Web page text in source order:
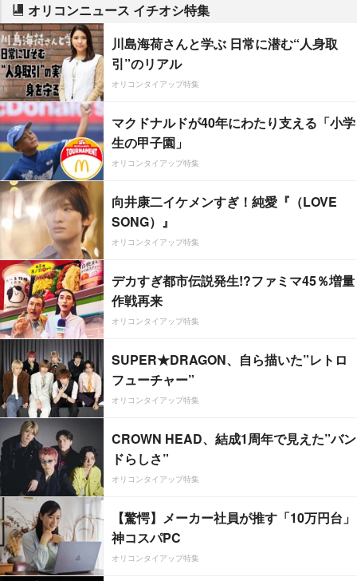
オリコンニュース イチオシ特集
川島海荷さんと学ぶ 日常に潜む“人身取
引”のリアル
オリコンタイアップ特集
マクドナルドが40年にわたり支える「小学
生の甲子園」
オリコンタイアップ特集
向井康二イケメンすぎ！純愛『（LOVE
SONG）』
オリコンタイアップ特集
デカすぎ都市伝説発生!?ファミマ45％増量
作戦再来
オリコンタイアップ特集
SUPER★DRAGON、自ら描いた”レトロ
フューチャー”
オリコンタイアップ特集
CROWN HEAD、結成1周年で見えた”バン
ドらしさ”
オリコンタイアップ特集
【驚愕】メーカー社員が推す「10万円台」
神コスパPC
オリコンタイアップ特集